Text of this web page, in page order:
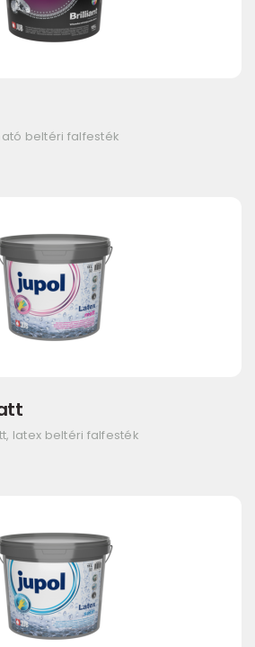
beltéri falfesték
latex beltéri falfesték